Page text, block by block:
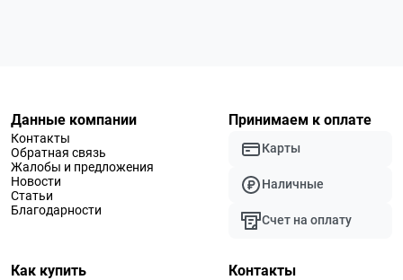
Данные компании
Контакты
Обратная связь
Жалобы и предложения
Новости
Статьи
Благодарности
Принимаем к оплате
Карты
Наличные
Счет на оплату
Как купить Контакты